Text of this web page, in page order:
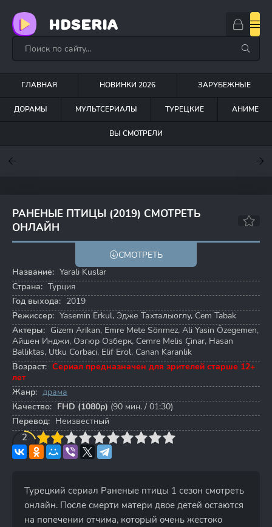
HDSERIA
ГЛАВНАЯ НОВИНКИ 2026 ЗАРУБЕЖНЫЕ
ДОРАМЫ МУЛЬТСЕРИАЛЫ ТУРЕЦКИЕ АНИМЕ
ВЫ СМОТРЕЛИ
РАНЕНЫЕ ПТИЦЫ (2019) СМОТРЕТЬ
ОНЛАЙН
СМОТРЕТЬ
Название: Yarali Kuslar
Страна: Турция
Год выхода: 2019
Режиссер: Yasemin Erkul, Эдже Тахталыоглу, Cem Tabak
Актеры: Gizem Arikan, Emre Mete Sönmez, Ali Yasin Özegemen,
Айшен Инджи, Озгюр Озберк, Cemre Melis Çinar, Hasan
Balliktas, Utku Corbaci, Elif Erol, Canan Karanlik
Возраст: Сериал предназначен для зрителей старше 12+
лет
Жанр: драма
Качество: FHD (1080p) (90 мин. / 01:30)
Перевод: Неизвестный
2
4 5 6 7 8 9 10
Турецкий сериал Раненые птицы 1 сезон смотреть
онлайн. После смерти матери двое детей остаются
на попечении отчима, который очень жестоко